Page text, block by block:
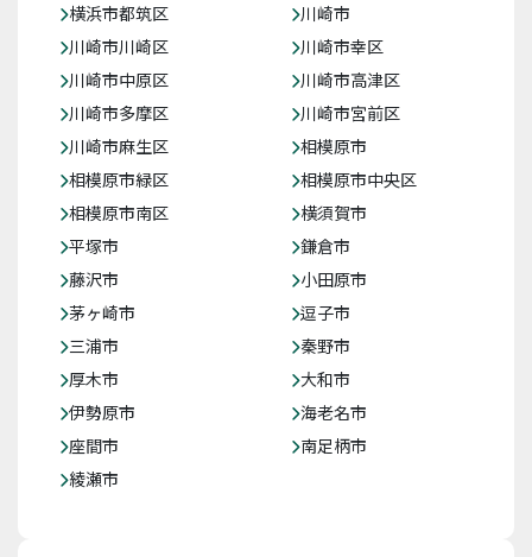
横浜市都筑区
川崎市
川崎市川崎区
川崎市幸区
川崎市中原区
川崎市高津区
川崎市多摩区
川崎市宮前区
川崎市麻生区
相模原市
相模原市緑区
相模原市中央区
相模原市南区
横須賀市
平塚市
鎌倉市
藤沢市
小田原市
茅ヶ崎市
逗子市
三浦市
秦野市
厚木市
大和市
伊勢原市
海老名市
座間市
南足柄市
綾瀬市